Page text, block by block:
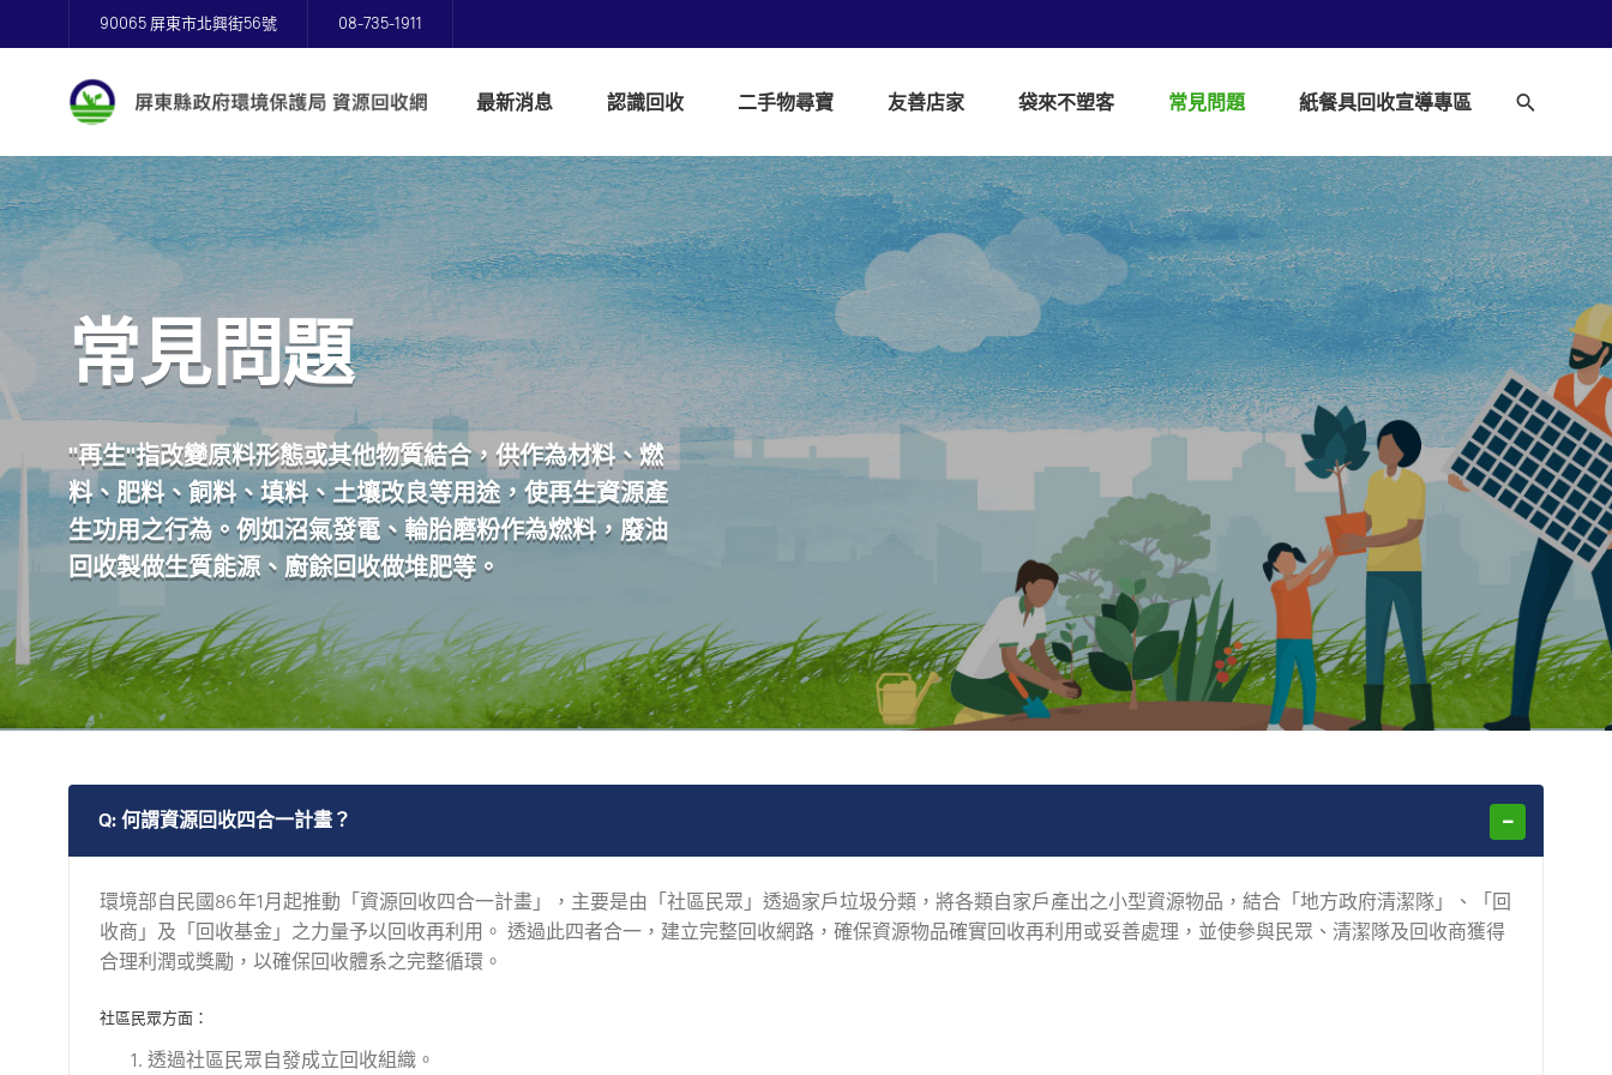
90065 屏東市北興街56號 08-735-1911
最新消息 認識回收 二手物尋寶 友善店家 袋來不塑客 常見問題 紙餐具回收宣導專區
常見問題
"再生"指改變原料形態或其他物質結合，供作為材料、燃
料、肥料、飼料、填料、土壤改良等用途，使再生資源產
生功用之行為。例如沼氣發電、輪胎磨粉作為燃料，廢油
回收製做生質能源、廚餘回收做堆肥等。
Q: 何謂資源回收四合一計畫？
環境部自民國86年1月起推動「資源回收四合一計畫」，主要是由「社區民眾」透過家戶垃圾分類，將各類自家戶產出之小型資源物品，結合「地方政府清潔隊」、「回
收商」及「回收基金」之力量予以回收再利用。 透過此四者合一，建立完整回收網路，確保資源物品確實回收再利用或妥善處理，並使參與民眾、清潔隊及回收商獲得
合理利潤或獎勵，以確保回收體系之完整循環。
社區民眾方面：
透過社區民眾自發成立回收組織。